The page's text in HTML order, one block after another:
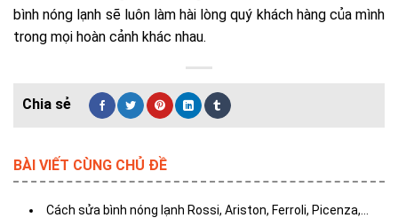
bình nóng lạnh sẽ luôn làm hài lòng quý khách hàng của mình
trong mọi hoàn cảnh khác nhau.
BÀI VIẾT CÙNG CHỦ ĐỀ
Cách sửa bình nóng lạnh Rossi, Ariston, Ferroli, Picenza,…